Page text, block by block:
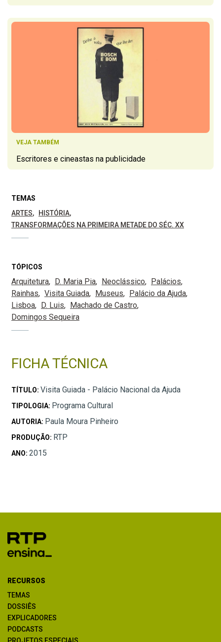
VEJA TAMBÉM
Escritores e cineastas na publicidade
TEMAS
ARTES
HISTÓRIA
TRANSFORMAÇÕES NA PRIMEIRA METADE DO SÉC. XX
TÓPICOS
Arquitetura D. Maria Pia Neoclássico
Palácios
Rainhas
Visita Guiada Museus
Palácio da Ajuda
Lisboa
D. Luis
Machado de Castro
Domingos Sequeira
FICHA TÉCNICA
TÍTULO: Visita Guiada - Palácio Nacional da Ajuda
TIPOLOGIA: Programa Cultural
AUTORIA: Paula Moura Pinheiro
PRODUÇÃO: RTP
ANO: 2015
RECURSOS
TEMAS
DOSSIÊS
EXPLICADORES
PODCASTS